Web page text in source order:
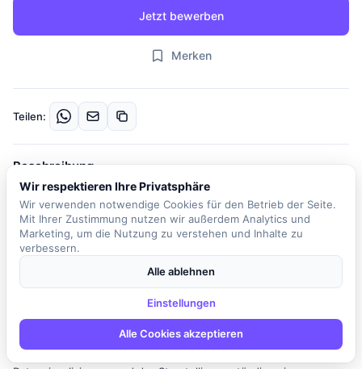
Jetzt bewerben
Merken
Teilen:
Beschreibung
Das Unternehmen sucht einen engagierten Data Analysten
(m/w/d), der die Leidenschaft für Zahlen, Daten und Analysen
mitbringt. In dieser Rolle sind Sie verantwortlich für die
Beschaffung von Daten aus internen und externen Quellen sowie
für die Sicherstellung der Datenqualität in den verwendeten
Systemen, insbesondere in ERP- und CRM-Systemen. Ihre
Hauptaufgaben umfassen die Datenanalyse und -auswertung, die
Erstellung von Berichten und Dashboards sowie die
Prozessoptimierung und Identifizierung von
Verbesserungspotenzialen. Sie werden auch für die
Wir respektieren Ihre Privatsphäre
Wir verwenden notwendige Cookies für den Betrieb der Seite.
Mit Ihrer Zustimmung nutzen wir außerdem Analytics und
Marketing, um die Nutzung zu verstehen und Inhalte zu
verbessern.
Alle ablehnen
Einstellungen
Alle Cookies akzeptieren